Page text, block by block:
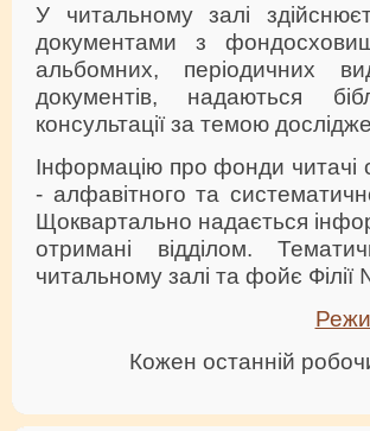
У читальному залі
документами з
альбомних, періодичних
документів, надаються
консультації за темою
Інформацію про фонди читачі
- алфавітного та
Щоквартально надається
отримані відділом.
читальному залі та фойє Філії
Кожен останній